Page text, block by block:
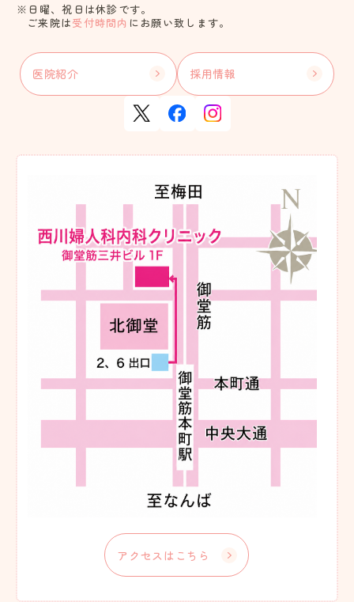
※日曜、祝日は休診です。
ご来院は受付時間内 にお願い致します。
医院紹介 採用情報
アクセスはこちら